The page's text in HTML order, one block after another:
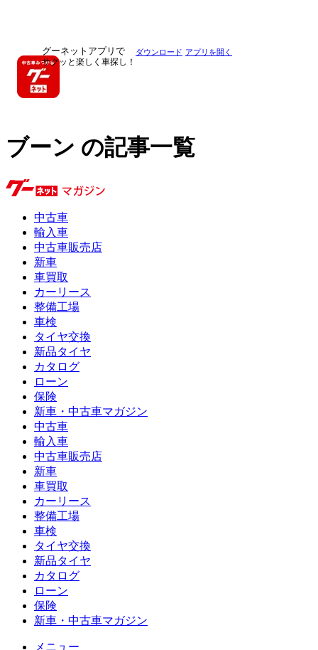
グーネットアプリで
サクッと楽しく車探し！
ダウンロード アプリを開く
ブーン の記事一覧
中古車
輸入車
中古車販売店
新車
車買取
カーリース
整備工場
車検
タイヤ交換
新品タイヤ
カタログ
ローン
保険
新車・中古車マガジン
中古車
輸入車
中古車販売店
新車
車買取
カーリース
整備工場
車検
タイヤ交換
新品タイヤ
カタログ
ローン
保険
新車・中古車マガジン
メニュー